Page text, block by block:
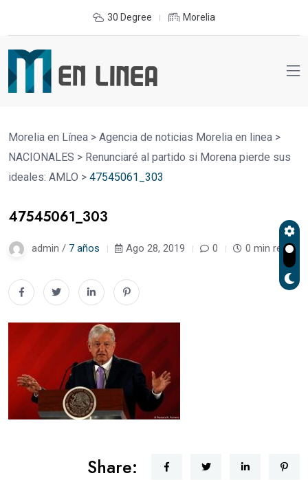
30 Degree Morelia
Morelia en Línea > Agencia de noticias Morelia en linea >
NACIONALES > Renunciaré al partido si Morena pierde sus
ideales: AMLO > 47545061_303
47545061_303
admin / 7 años Ago 28, 2019 0 0 min read
Share: